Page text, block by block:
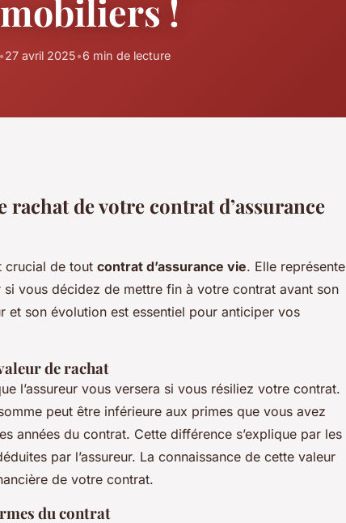
!
•27 avril 2025•6 min de lecture
rachat de votre contrat d’assurance
crucial de tout contrat d’assurance vie. Elle représente
vous décidez de mettre fin à votre contrat avant son
et son évolution est essentiel pour anticiper vos
de rachat
l’assureur vous versera si vous résiliez votre contrat.
peut être inférieure aux primes que vous avez
années du contrat. Cette différence s’explique par les
par l’assureur. La connaissance de cette valeur
de votre contrat.
du contrat